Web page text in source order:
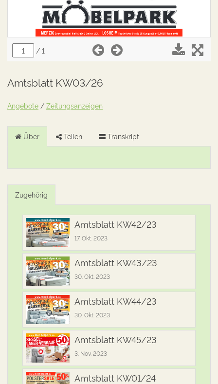
Amtsblatt KW03/26
Angebote / Zeitungsanzeigen
Über Teilen Transkript
Zugehörig
Amtsblatt KW42/23
17. Okt. 2023
Amtsblatt KW43/23
30. Okt. 2023
Amtsblatt KW44/23
30. Okt. 2023
Amtsblatt KW45/23
3. Nov. 2023
Amtsblatt KW01/24